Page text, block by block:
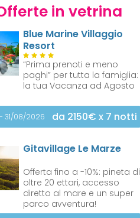
in vetrina
Blue Marine Villaggio
Resort
“Prima prenoti e meno
paghi” per tutta la famiglia:
la tua Vacanza ad Agosto
31/08/2026 da 2150€ x 7 notti
Gitavillage Le Marze
Offerta fino a -10%: pineta di
oltre 20 ettari, accesso
diretto al mare e un super
parco avventura!